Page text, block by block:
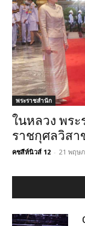
พระราชสำนัก
ในหลวง พระ
ราชกุศลวิสา
คชสีห์นิวส์ 12 - 21 พฤษ